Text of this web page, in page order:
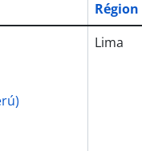
Région
Lima